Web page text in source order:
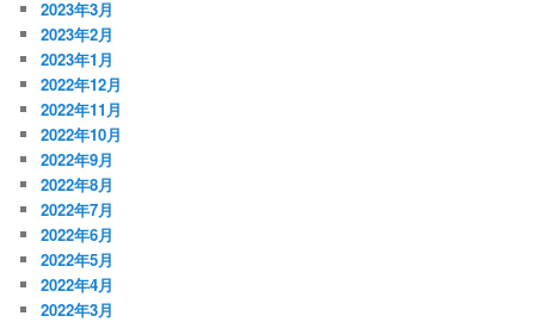
2023年3月
2023年2月
2023年1月
2022年12月
2022年11月
2022年10月
2022年9月
2022年8月
2022年7月
2022年6月
2022年5月
2022年4月
2022年3月